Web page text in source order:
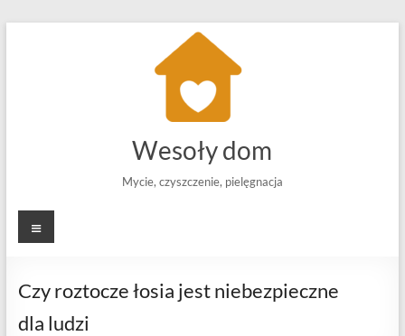
Wesoły dom
Mycie, czyszczenie, pielęgnacja
Menu
Czy roztocze łosia jest niebezpieczne
dla ludzi